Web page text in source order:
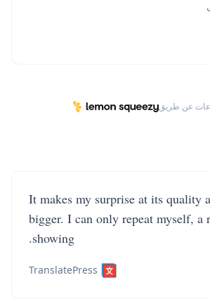
عن طريق
It makes my surprise at its quality
bigger. I can only repeat myself, a
showing.
TranslatePress